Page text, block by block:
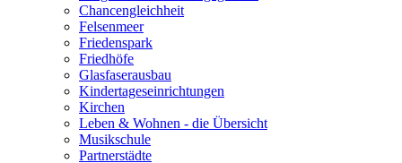
Chancengleichheit
Felsenmeer
Friedenspark
Friedhöfe
Glasfaserausbau
Kindertageseinrichtungen
Kirchen
Leben & Wohnen - die Übersicht
Musikschule
Partnerstädte